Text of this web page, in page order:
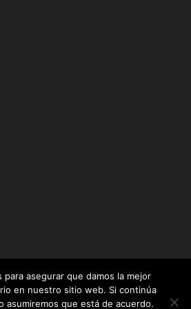
para asegurar que damos la mejor
en nuestro sitio web. Si continúa
asumiremos que está de acuerdo.